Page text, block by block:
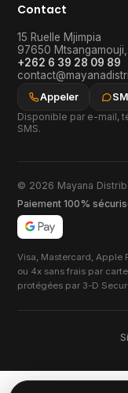
Contact
15 Ruelle Mjimpia
97650 Mtsangamouji
+262 6 39 28 09 89
Appeler
Disponible par e-mail,
SMS.
© 2026 Mayana
Paiement 100%
Visa, Mastercard, Apple
ou 4x sans frais par
protégées par 3-D